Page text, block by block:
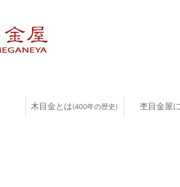
木目金とは(400年の歴史) 杢目金屋